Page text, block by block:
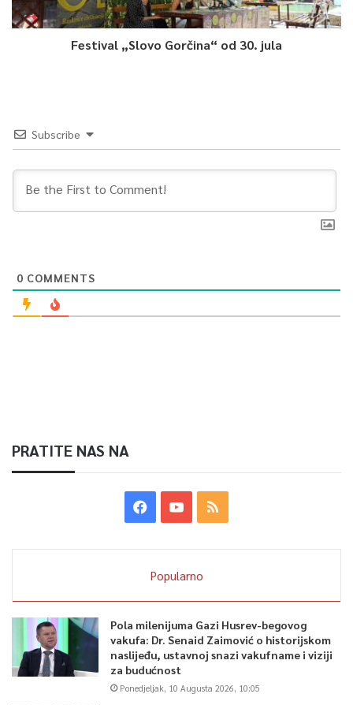
Festival „Slovo Gorčina“ od 30. jula
Subscribe
0 COMMENTS
PRATITE NAS NA
Popularno
Pola milenijuma Gazi Husrev-begovog
vakufa: Dr. Senaid Zaimović o historijskom
naslijeđu, ustavnoj snazi vakufname i viziji
za budućnost
Ponedjeljak, 10 Augusta 2026, 10:05